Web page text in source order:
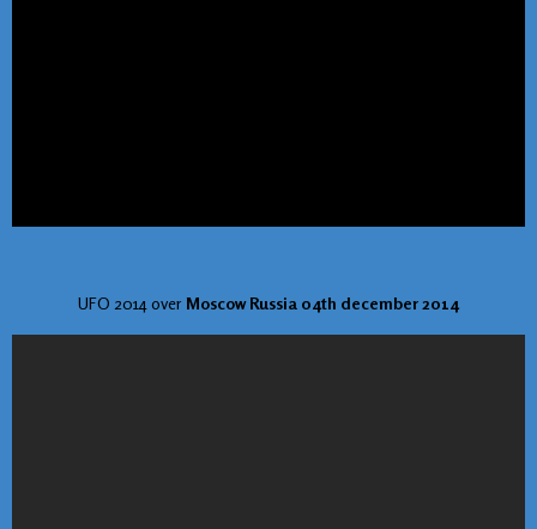
UFO 2014 over Moscow Russia 04th december 2014